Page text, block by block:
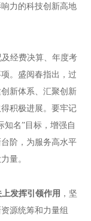
力的科技创新高地
经费决算、年度考
。盛阅春指出，过
新体系、汇聚创新
积极进展。要牢记
知名”目标，增强自
阶，为服务高水平
量。
发挥引领作用 ，坚
源统筹和力量组